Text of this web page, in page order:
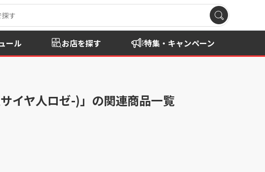
ール お店を探す 特集・キャンペーン
イヤ人ロゼ-)」の関連商品一覧